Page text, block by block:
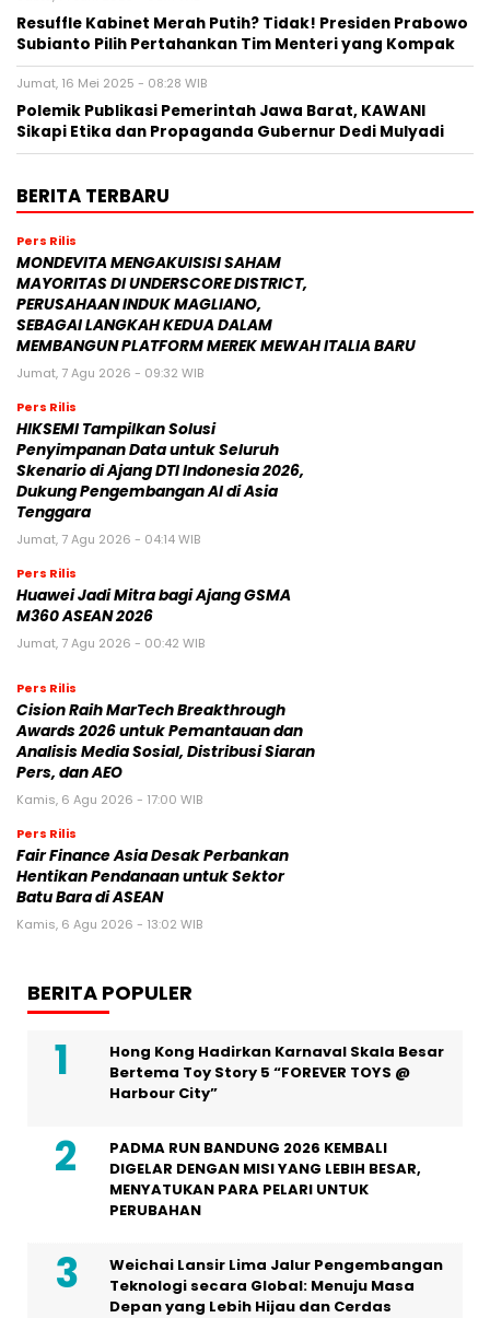
Resuffle Kabinet Merah Putih? Tidak! Presiden Prabowo
Subianto Pilih Pertahankan Tim Menteri yang Kompak
Jumat, 16 Mei 2025 - 08:28 WIB
Polemik Publikasi Pemerintah Jawa Barat, KAWANI
Sikapi Etika dan Propaganda Gubernur Dedi Mulyadi
BERITA TERBARU
Pers Rilis
MONDEVITA MENGAKUISISI SAHAM
MAYORITAS DI UNDERSCORE DISTRICT,
PERUSAHAAN INDUK MAGLIANO,
SEBAGAI LANGKAH KEDUA DALAM
MEMBANGUN PLATFORM MEREK MEWAH ITALIA BARU
Jumat, 7 Agu 2026 - 09:32 WIB
Pers Rilis
HIKSEMI Tampilkan Solusi
Penyimpanan Data untuk Seluruh
Skenario di Ajang DTI Indonesia 2026,
Dukung Pengembangan AI di Asia
Tenggara
Jumat, 7 Agu 2026 - 04:14 WIB
Pers Rilis
Huawei Jadi Mitra bagi Ajang GSMA
M360 ASEAN 2026
Jumat, 7 Agu 2026 - 00:42 WIB
Pers Rilis
Cision Raih MarTech Breakthrough
Awards 2026 untuk Pemantauan dan
Analisis Media Sosial, Distribusi Siaran
Pers, dan AEO
Kamis, 6 Agu 2026 - 17:00 WIB
Pers Rilis
Fair Finance Asia Desak Perbankan
Hentikan Pendanaan untuk Sektor
Batu Bara di ASEAN
Kamis, 6 Agu 2026 - 13:02 WIB
BERITA POPULER
Hong Kong Hadirkan Karnaval Skala Besar
Bertema Toy Story 5 “FOREVER TOYS @
Harbour City”
PADMA RUN BANDUNG 2026 KEMBALI
DIGELAR DENGAN MISI YANG LEBIH BESAR,
MENYATUKAN PARA PELARI UNTUK
PERUBAHAN
Weichai Lansir Lima Jalur Pengembangan
Teknologi secara Global: Menuju Masa
Depan yang Lebih Hijau dan Cerdas